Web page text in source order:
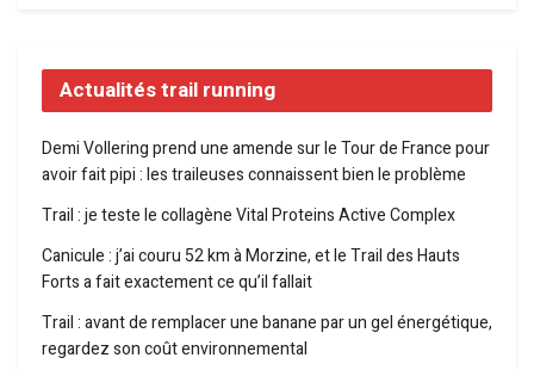
Actualités trail running
Demi Vollering prend une amende sur le Tour de France pour
avoir fait pipi : les traileuses connaissent bien le problème
Trail : je teste le collagène Vital Proteins Active Complex
Canicule : j’ai couru 52 km à Morzine, et le Trail des Hauts
Forts a fait exactement ce qu’il fallait
Trail : avant de remplacer une banane par un gel énergétique,
regardez son coût environnemental